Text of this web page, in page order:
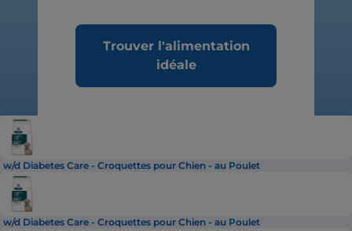
Trouver l'alimentation
idéale
w/d Diabetes Care - Croquettes pour Chien - au Poulet
w/d Diabetes Care - Croquettes pour Chien - au Poulet